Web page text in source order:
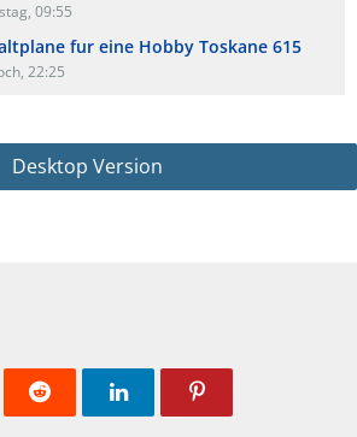
09:55
fur eine Hobby Toskane 615
22:25
Desktop Version